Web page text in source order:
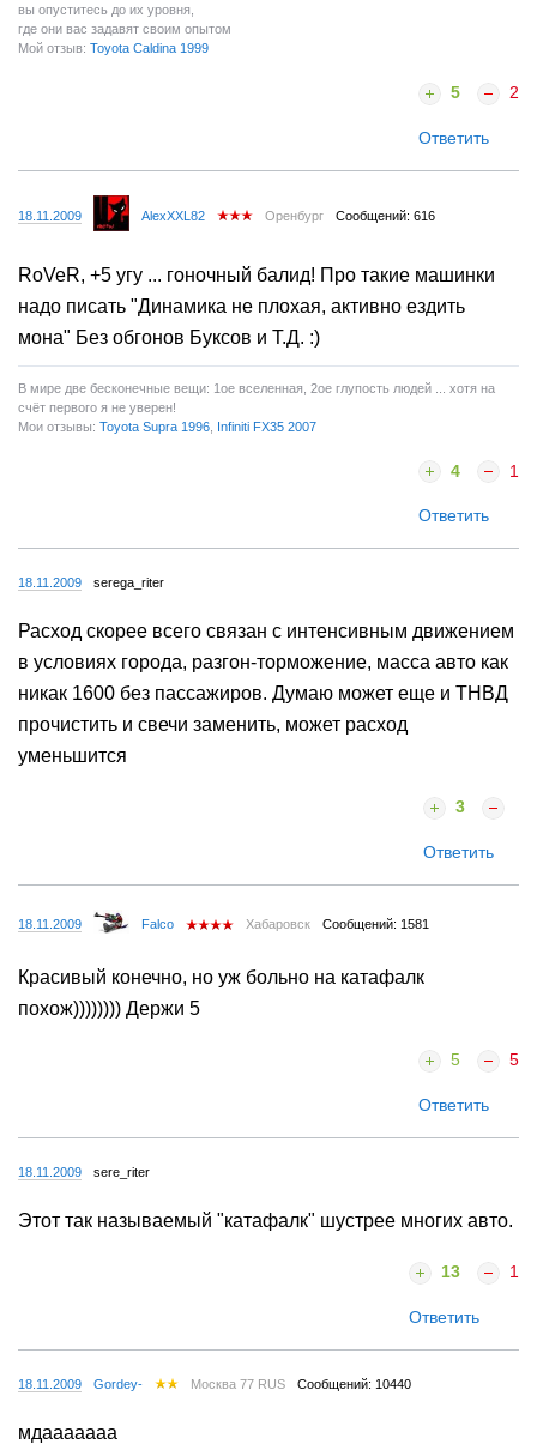
вы опуститесь до их уровня,
где они вас задавят своим опытом
Мой отзыв: Toyota Caldina 1999
5 2
Ответить
18.11.2009 AlexXXL82 Оренбург Сообщений: 616
RoVeR, +5 угу ... гоночный балид! Про такие машинки
надо писать "Динамика не плохая, активно ездить
мона" Без обгонов Буксов и Т.Д. :)
В мире две беcконечные вещи: 1ое вселенная, 2ое глупость людей ... хотя на
счёт первого я не уверен!
Мои отзывы: Toyota Supra 1996 Infiniti FX35 2007
4 1
Ответить
18.11.2009 serega_riter
Расход скорее всего связан с интенсивным движением
в условиях города, разгон-торможение, масса авто как
никак 1600 без пассажиров. Думаю может еще и ТНВД
прочистить и свечи заменить, может расход
уменьшится
3
Ответить
18.11.2009 Falco Хабаровск Сообщений: 1581
Красивый конечно, но уж больно на катафалк
похож)))))))) Держи 5
5 5
Ответить
18.11.2009 sere_riter
Этот так называемый "катафалк" шустрее многих авто.
13 1
Ответить
18.11.2009 Gordey- Москва 77 RUS Сообщений: 10440
мдааааааа